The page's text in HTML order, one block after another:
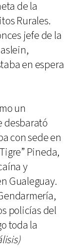
de la
Rurales.
jefe de la
en espera
un
desbarató
con sede en
Pineda,
y
Gualeguay.
policías del
toda la